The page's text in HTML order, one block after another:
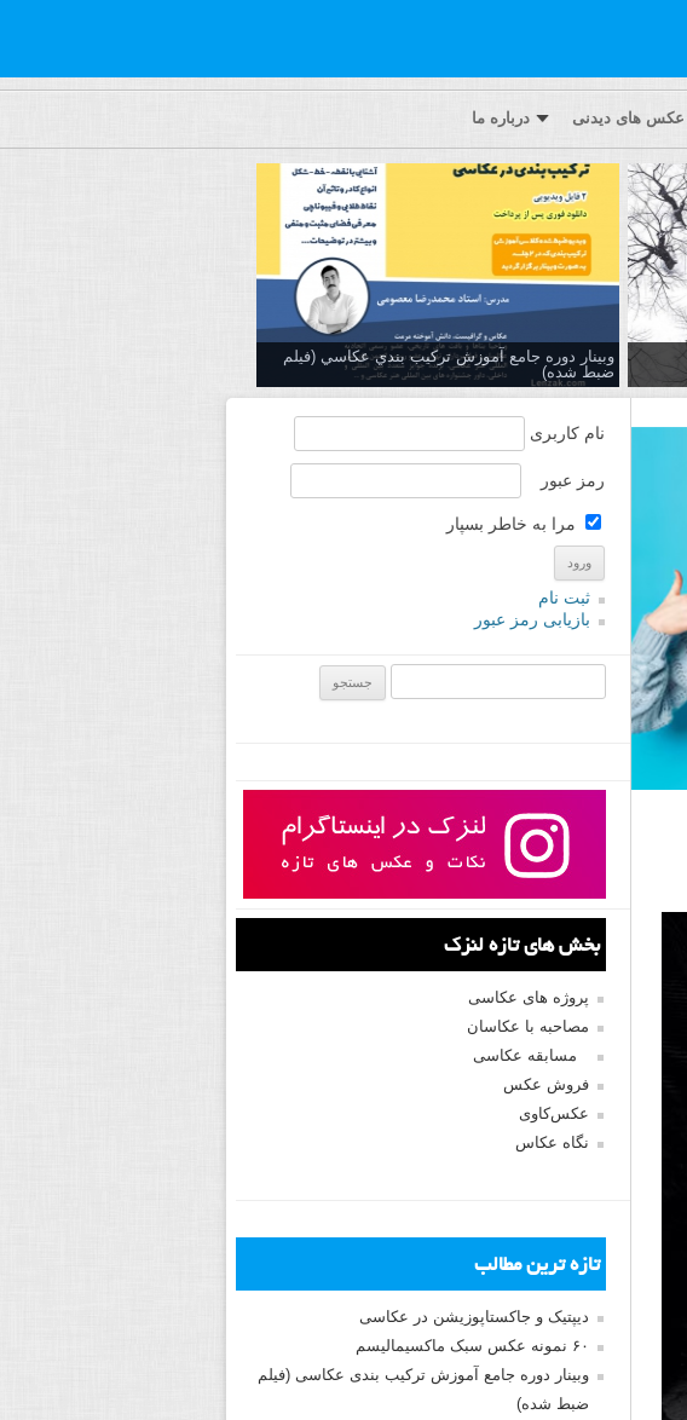
عکس های دیدنی درباره ما
وبینار دوره جامع آموزش تركيب بندي عكاسي (فیلم
ضبط شده)
نام کاربری
رمز عبور
مرا به خاطر بسپار
ثبت نام
بازیابی رمز عبور
بخش های تازه لنزک
پروژه های عکاسی
مصاحبه با عکاسان
مسابقه عکاسی
فروش عکس
عکس‌کاوی
نگاه عکاس
تازه ترین مطالب
دیپتیک و جاکستا‌پوزیشن در عکاسی
۶۰ نمونه عکس سبک ماکسیمالیسم
وبینار دوره جامع آموزش ترکیب بندی عکاسی (فیلم
ضبط شده)